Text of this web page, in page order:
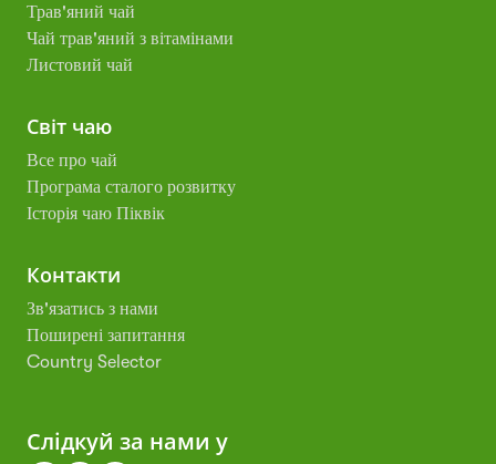
Трав'яний чай
Чай трав'яний з вітамінами
Листовий чай
Світ чаю
Все про чай
Програма сталого розвитку
Історія чаю Піквік
Контакти
Зв'язатись з нами
Поширені запитання
Country Selector
Слідкуй за нами у